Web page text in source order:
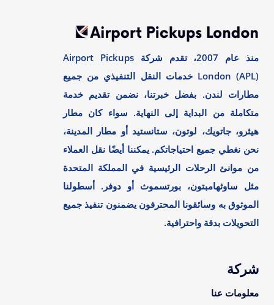
منذ عام 2007، تقدم شركة Airport Pickups
London (APL) خدمات النقل التنفيذي من جميع
مطارات لندن. بفضل خبرتنا، نضمن تقديم خدمة
متكاملة من البداية إلى النهاية. سواء كان مطار
هيثرو، جاتويك، لوتون، ستانستيد أو مطار المدينة،
نحن نغطي جميع احتياجاتكم. يمكننا أيضًا نقل العملاء
من موانئ الرحلات الرئيسية في المملكة المتحدة
مثل ساوثهامبتون، بورتسموث أو دوفر. أسطولنا
الموثوق به وسائقونا المحترفون يضمنون تنفيذ جميع
التحويلات بدقة واحترافية.
شركة
معلومات عنا